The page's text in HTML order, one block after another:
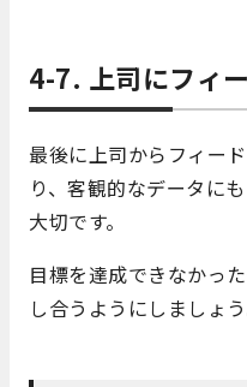
4-7. 上司にフィ
最後に上司からフィー
り、客観的なデータに
大切です。
目標を達成できなかっ
し合うようにしましょう